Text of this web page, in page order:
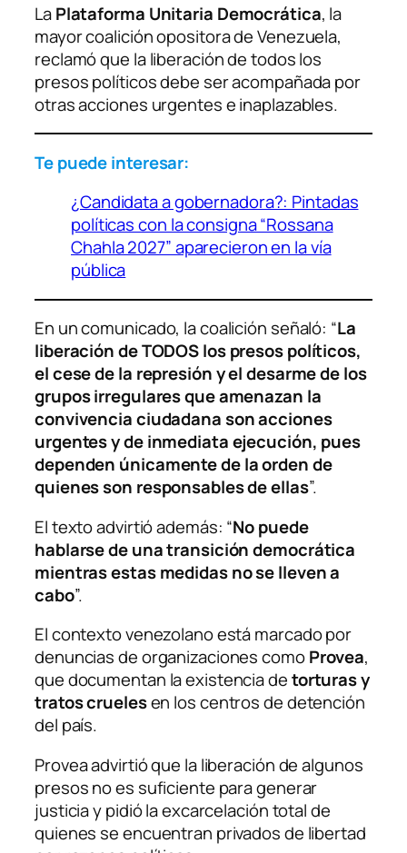
LaPlataforma Unitaria Democrática, la
mayor coalición opositora de Venezuela,
reclamó que la liberación de todos los
presos políticos debe ser acompañada por
otras acciones urgentes e inaplazables.
Te puede interesar:
¿Candidata a gobernadora?: Pintadas
políticas con la consigna “Rossana
Chahla 2027” aparecieron en la vía
pública
En un comunicado, la coalición señaló: “La
liberación de TODOS los presos políticos,
el cese de la represión y el desarme de los
grupos irregulares que amenazan la
convivencia ciudadana son acciones
urgentes y de inmediata ejecución, pues
dependen únicamente de la orden de
quienes son responsables de ellas”.
El texto advirtió además: “No puede
hablarse de una transición democrática
mientras estas medidas no se lleven a
cabo”.
El contexto venezolano está marcado por
denuncias de organizaciones comoProvea,
que documentan la existencia detorturas y
tratos cruelesen los centros de detención
del país.
Provea advirtió que la liberación de algunos
presos no es suficiente para generar
justicia y pidió la excarcelación total de
quienes se encuentran privados de libertad